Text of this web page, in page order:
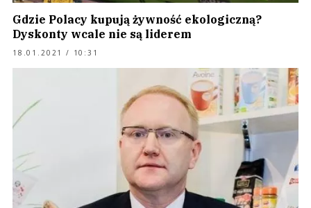
Gdzie Polacy kupują żywność ekologiczną?
Dyskonty wcale nie są liderem
18.01.2021 / 10:31